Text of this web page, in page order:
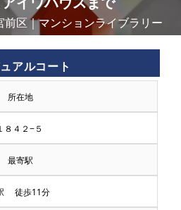
前区｜マンションライブラリー
アルコート
所在地
８４２−５
最寄駅
徒歩11分